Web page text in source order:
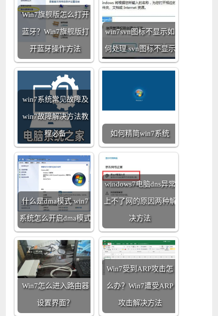
Win7旗舰版怎么打开
蓝牙？Win7旗舰版打
开蓝牙操作方法
win7svn图标不显示如
何处理 svn图标不显示
win7系统常见故障及
win7故障解决方法教
程必备 如何精简win7系统
什么是dma模式 win7
系统怎么开启dma模式
windows7电脑dns异常
上不了网的原因两种解
决方法
Win7怎么进入路由器
设置界面？
Win7受到ARP攻击怎
么办？Win7遭受ARP
攻击解决方法